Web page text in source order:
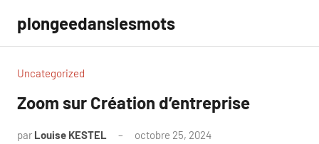
contenu
plongeedanslesmots
Uncategorized
Zoom sur Création d’entreprise
par Louise KESTEL octobre 25, 2024